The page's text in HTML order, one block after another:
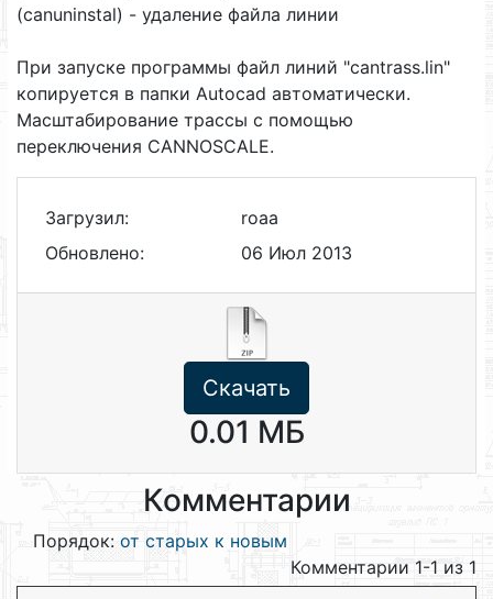
(canuninstal) - удаление файла линии
При запуске программы файл линий "cantrass.lin"
копируется в папки Autocad автоматически.
Масштабирование трассы с помощью
переключения CANNOSCALE.
Загрузил:
roaa
Обновлено:
06 Июл 2013
Скачать
0.01 МБ
Комментарии
Порядок: от старых к новым
Комментарии 1-1 из 1